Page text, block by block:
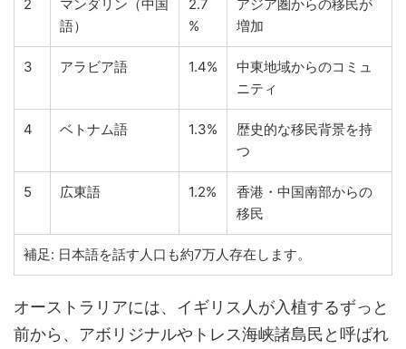
2
マンダリン（中国
語）
2.7
%
アジア圏からの移民が
増加
3 アラビア語 1.4%
中東地域からのコミュ
ニティ
4 ベトナム語 1.3%
歴史的な移民背景を持
つ
5 広東語 1.2%
香港・中国南部からの
移民
補足: 日本語を話す人口も約7万人存在します。
オーストラリアには、イギリス人が入植するずっと
前から、アボリジナルやトレス海峡諸島民と呼ばれ